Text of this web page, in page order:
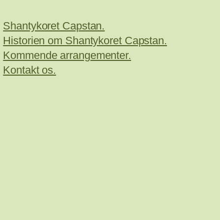
Shantykoret Capstan.
Historien om Shantykoret Capstan.
Kommende arrangementer.
Kontakt os.